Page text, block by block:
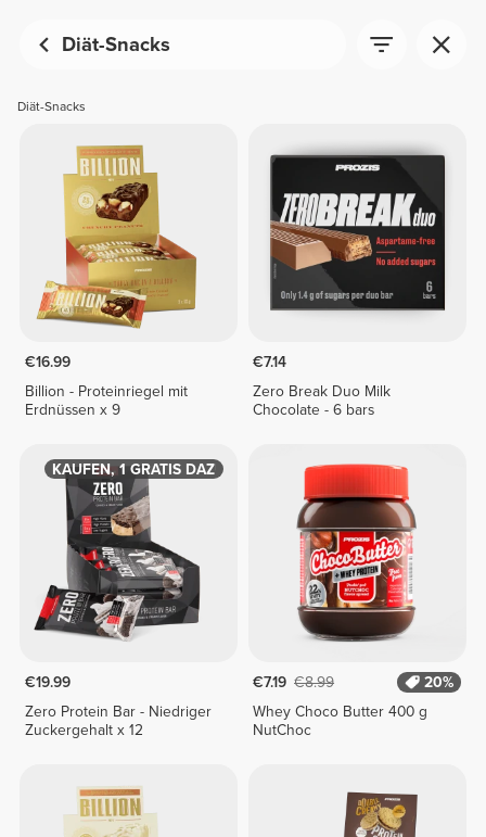
Diät-Snacks
Diät-Snacks
€16.99
Billion - Proteinriegel mit
Erdnüssen x 9
€7.14
Zero Break Duo Milk
Chocolate - 6 bars
1 KAUFEN, 1 GRATIS DAZU
€19.99
Zero Protein Bar - Niedriger
Zuckergehalt x 12
€7.19 €8.99
20%
Whey Choco Butter 400 g
NutChoc